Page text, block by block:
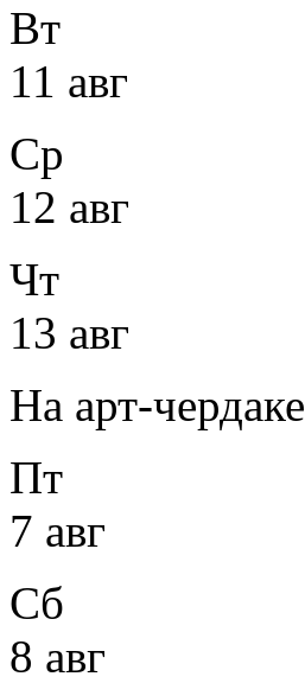
Вт
11 авг
Ср
12 авг
Чт
13 авг
На арт-чердаке
Пт
7 авг
Сб
8 авг